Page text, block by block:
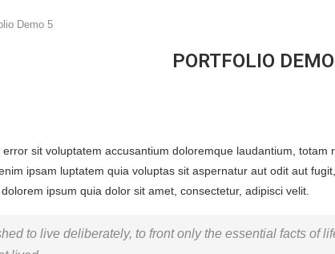
Demo 5
PORTFOLIO
sit voluptatem accusantium doloremque laudantium,
ipsam luptatem quia voluptas sit aspernatur aut odit aut
ipsum quia dolor sit amet, consectetur, adipisci velit.
to live deliberately, to front only the essential facts of